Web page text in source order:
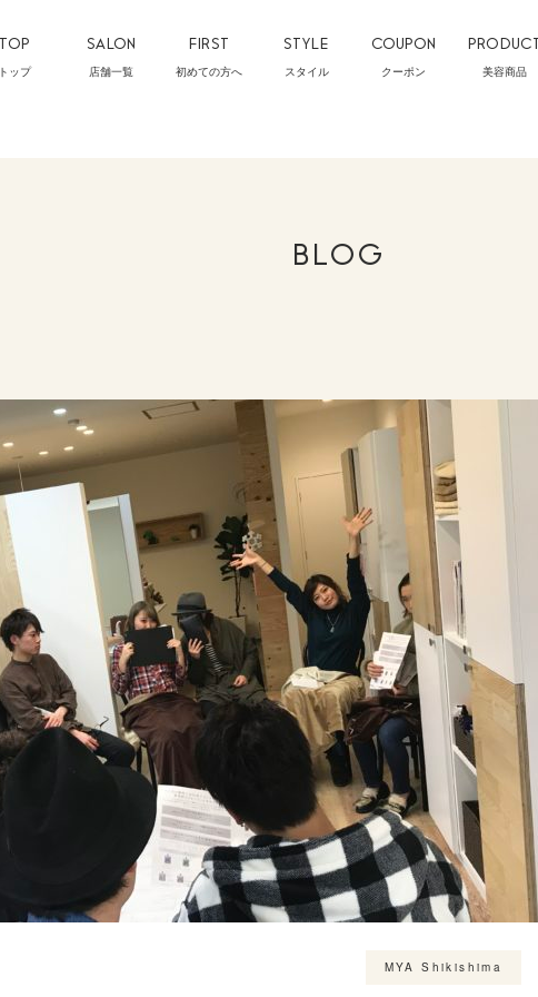
TOP
トップ
SALON
店舗一覧
FIRST
初めての方へ
STYLE
スタイル
COUPON
クーポン
PRODUCT
美容商品
BLOG
MYA Shikishima